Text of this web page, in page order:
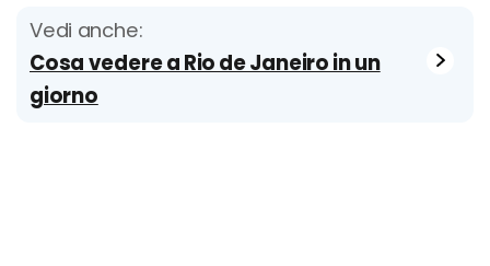
Vedi anche:
Cosa vedere a Rio de Janeiro in un
giorno